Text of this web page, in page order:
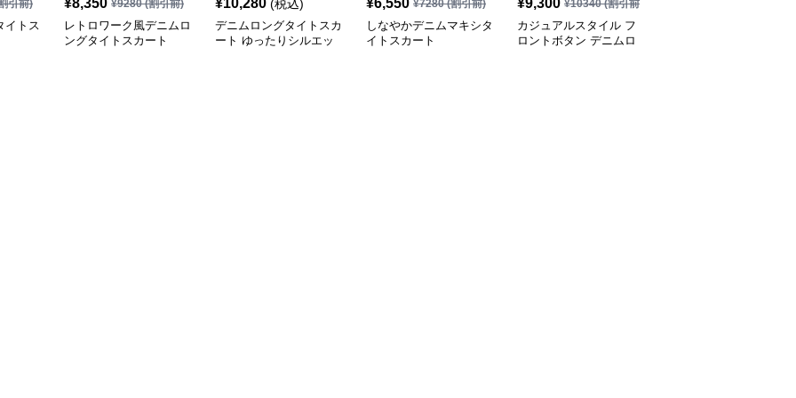
引前)
イトス
¥8,350 ¥9280(割引前)
レトロワーク風デニムロ
ングタイトスカート
¥10,280 (税込)
デニムロングタイトスカ
ート ゆったりシルエッ
¥6,550 ¥7280(割引前)
しなやかデニムマキシタ
イトスカート
¥9,300 ¥10340(割引前)
カジュアルスタイル フ
ロントボタン デニムロ